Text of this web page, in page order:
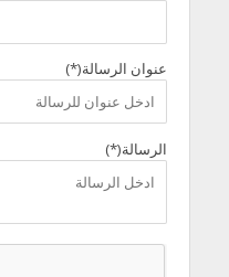
عنوان الرسالة(*)
الرسالة(*)